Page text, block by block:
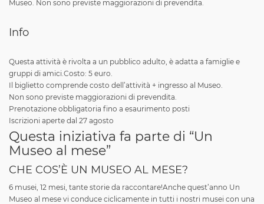
Museo. Non sono previste maggiorazioni di prevendita.
Info
Questa attività è rivolta a un pubblico adulto, è adatta a famiglie e
gruppi di amici.Costo: 5 euro.
Il biglietto comprende costo dell’attività + ingresso al Museo.
Non sono previste maggiorazioni di prevendita.
Prenotazione obbligatoria fino a esaurimento posti
Iscrizioni aperte dal 27 agosto
Questa iniziativa fa parte di “Un
Museo al mese”
CHE COS’È UN MUSEO AL MESE?
6 musei, 12 mesi, tante storie da raccontare!Anche quest’anno Un
Museo al mese vi conduce ciclicamente in tutti i nostri musei con una